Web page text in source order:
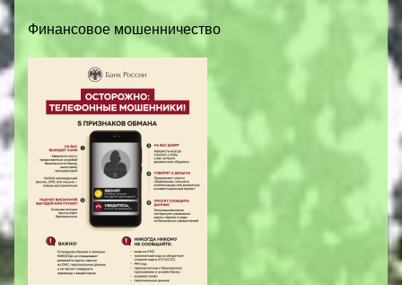
Финансовое мошенничество